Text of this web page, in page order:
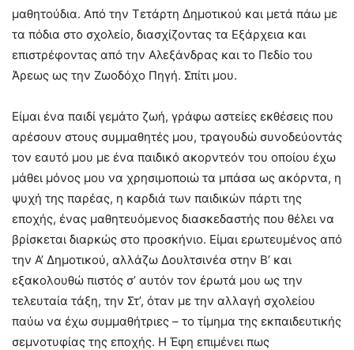
μαθητούδια. Από την Τετάρτη Δημοτικού και μετά πάω με
τα πόδια στο σχολείο, διασχίζοντας τα Εξάρχεια και
επιστρέφοντας από την Αλεξάνδρας και το Πεδίο του
Άρεως ως την Ζωοδόχο Πηγή. Σπίτι μου.
Είμαι ένα παιδί γεμάτο ζωή, γράφω αστείες εκθέσεις που
αρέσουν στους συμμαθητές μου, τραγουδώ συνοδεύοντάς
τον εαυτό μου με ένα παιδικό ακορντεόν του οποίου έχω
μάθει μόνος μου να χρησιμοποιώ τα μπάσα ως ακόρντα, η
ψυχή της παρέας, η καρδιά των παιδικών πάρτι της
εποχής, ένας μαθητευόμενος διασκεδαστής που θέλει να
βρίσκεται διαρκώς στο προσκήνιο. Είμαι ερωτευμένος από
την Α’ Δημοτικού, αλλάζω Δουλτσινέα στην Β’ και
εξακολουθώ πιστός σ’ αυτόν τον έρωτά μου ως την
τελευταία τάξη, την Στ’, όταν με την αλλαγή σχολείου
παύω να έχω συμμαθήτριες – το τίμημα της εκπαιδευτικής
σεμνοτυφίας της εποχής. Η Έφη επιμένει πως